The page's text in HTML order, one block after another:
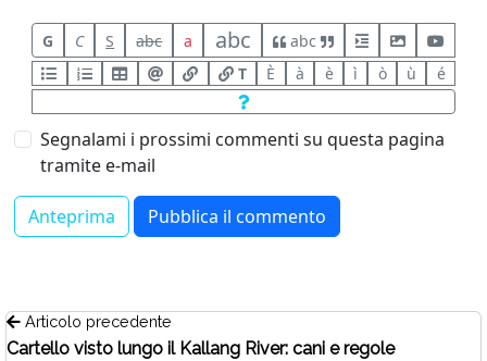
G C S abc a abc
abc
T
È à è ì ò ù é
Segnalami i prossimi commenti su questa pagina
tramite e-mail
Articolo precedente
Cartello visto lungo il Kallang River: cani e regole